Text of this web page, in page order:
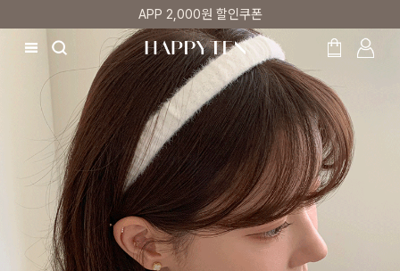
첫 구매 5% 감사쿠폰